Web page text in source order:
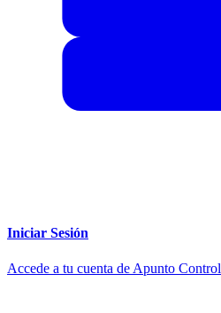
Iniciar Sesión
Accede a tu cuenta de Apunto Control